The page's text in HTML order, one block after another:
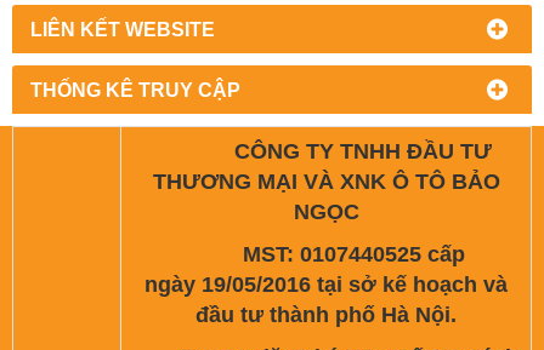
LIÊN KẾT WEBSITE
THỐNG KÊ TRUY CẬP
CÔNG TY TNHH ĐẦU TƯ
THƯƠNG MẠI VÀ XNK Ô TÔ BẢO
NGỌC
MST: 0107440525 cấp
ngày 19/05/2016 tại sở kế hoạch và
đầu tư thành phố Hà Nội.